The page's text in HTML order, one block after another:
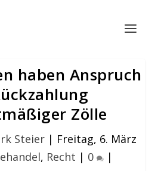
haben Anspruch
Zölle
Steier | Freitag, 6. März
, Recht | 0 |